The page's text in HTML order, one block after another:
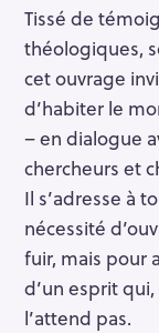
Tissé de
théologiques,
cet ouvrage
d’habiter le
– en dialogue
chercheurs et
Il s’adresse à
nécessité
fuir, mais pour
d’un esprit
l’attend pas.